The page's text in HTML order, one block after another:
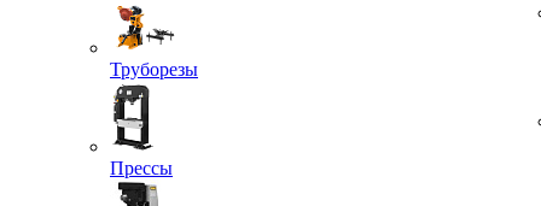
Труборезы
Прессы